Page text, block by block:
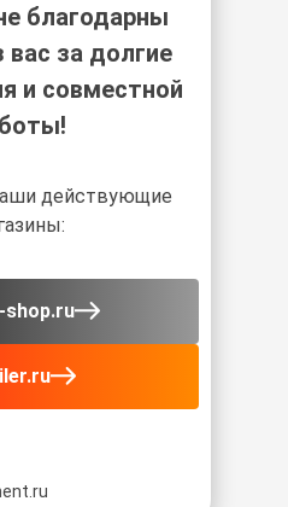
благодарны
за долгие
и совместной
действующие
shop.ru